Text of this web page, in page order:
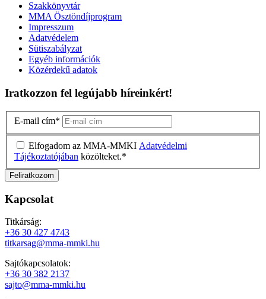
Szakkönyvtár
MMA Ösztöndíjprogram
Impresszum
Adatvédelem
Sütiszabályzat
Egyéb információk
Közérdekű adatok
Iratkozzon fel legújabb híreinkért!
E-mail cím*
Elfogadom az MMA-MMKI Adatvédelmi
Tájékoztatójában közölteket.*
Kapcsolat
Titkárság:
+36 30 427 4743
titkarsag@mma-mmki.hu
Sajtókapcsolatok:
+36 30 382 2137
sajto@mma-mmki.hu